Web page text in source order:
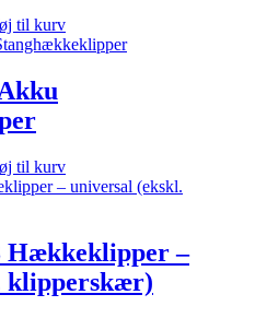
til kurv
til kurv
Hækkeklipper –
klipperskær)